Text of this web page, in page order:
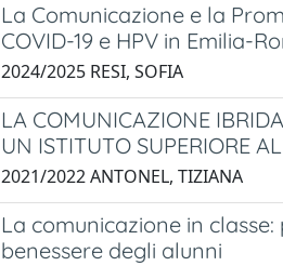
La Comunicazione e la
COVID-19 e HPV in Emilia-
2024/2025 RESI, SOFIA
LA COMUNICAZIONE
UN ISTITUTO SUPERIORE
2021/2022 ANTONEL, TIZIANA
La comunicazione in
benessere degli alunni